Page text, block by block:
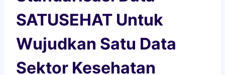
SATUSEHAT Untuk
Wujudkan Satu Data
Sektor Kesehatan